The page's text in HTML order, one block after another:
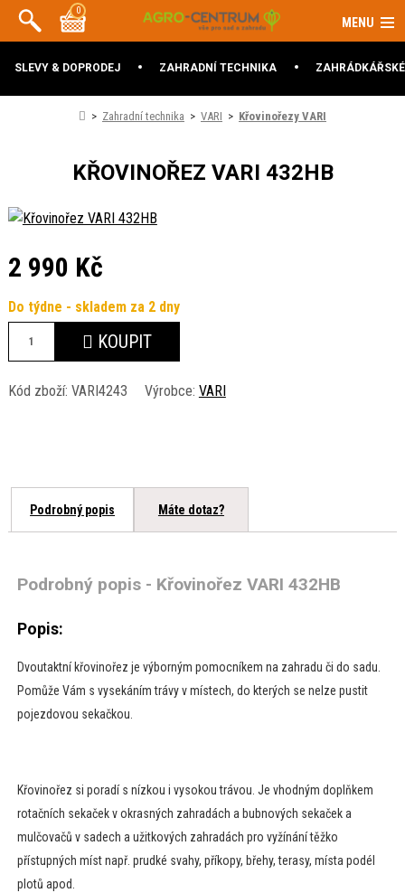
SLEVY & DOPRODEJ ZAHRADNÍ TECHNIKA
Zahradní technika VARI Křovinořezy VARI
KŘOVINOŘEZ VARI 432HB
2 990 Kč
Do týdne - skladem za 2 dny
KOUPIT
Kód zboží: VARI4243 Výrobce: VARI
Podrobný popis Máte dotaz?
Podrobný popis - Křovinořez VARI 432HB
​Popis:
Dvoutaktní křovinořez je výborným pomocníkem na zahradu či do sadu.
Pomůže Vám s vysekáním trávy v místech, do kterých se nelze pustit
pojezdovou sekačkou.
Křovinořez si poradí s nízkou i vysokou trávou. Je vhodným doplňkem
rotačních sekaček v okrasných zahradách a bubnových sekaček a
mulčovačů v sadech a užitkových zahradách pro vyžínání těžko
přístupných míst např. prudké svahy, příkopy, břehy, terasy, místa podél
plotů apod.
0
MENU